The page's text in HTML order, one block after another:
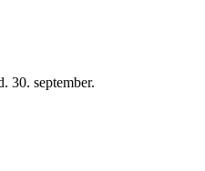
30. september.